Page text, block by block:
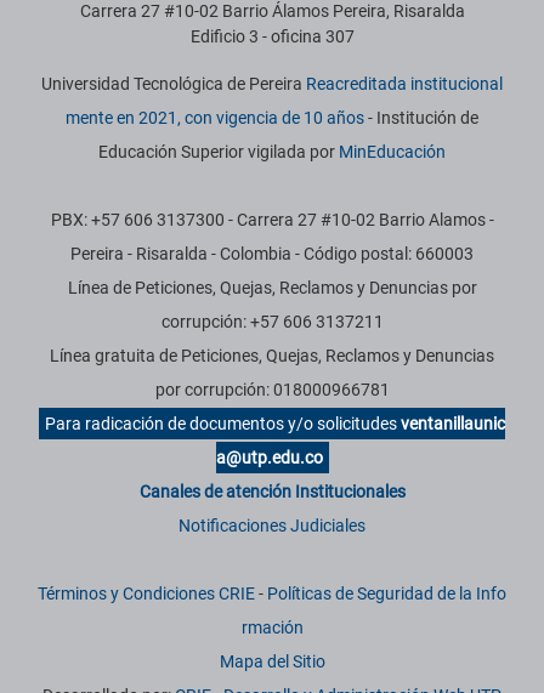
Carrera 27 #10-02 Barrio Álamos Pereira, Risaralda
Edificio 3 - oficina 307
Universidad Tecnológica de Pereira Reacreditada institucional
mente en 2021, con vigencia de 10 años- Institución de
Educación Superior vigilada por MinEducación
PBX: +57 606 3137300 - Carrera 27 #10-02 Barrio Alamos -
Pereira - Risaralda - Colombia - Código postal: 660003
Línea de Peticiones, Quejas, Reclamos y Denuncias por
corrupción: +57 606 3137211
Línea gratuita de Peticiones, Quejas, Reclamos y Denuncias
por corrupción: 018000966781
Para radicación de documentos y/o solicitudesventanillaunic
a@utp.edu.co
Canales de atención Institucionales
Notificaciones Judiciales
Términos y Condiciones CRIE- Políticas de Seguridad de la Info
rmación
Mapa del Sitio